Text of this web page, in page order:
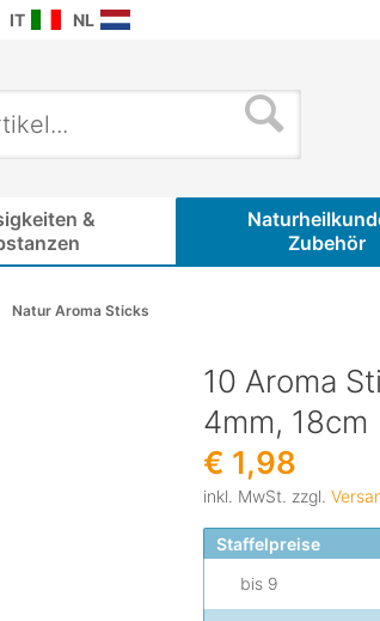
IT NL
&
Zubehör
Natur Aroma Sticks
10 Aroma
4mm, 18cm
€ 1,98
inkl. MwSt. zzgl.
Staffelpreise
bis 9